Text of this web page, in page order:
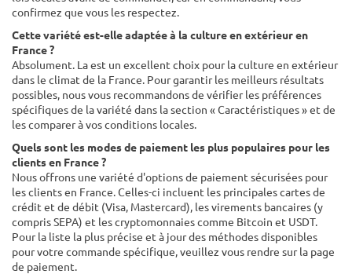
confirmez que vous les respectez.
Cette variété est-elle adaptée à la culture en extérieur en
France ?
Absolument. La est un excellent choix pour la culture en extérieur
dans le climat de la France. Pour garantir les meilleurs résultats
possibles, nous vous recommandons de vérifier les préférences
spécifiques de la variété dans la section « Caractéristiques » et de
les comparer à vos conditions locales.
Quels sont les modes de paiement les plus populaires pour les
clients en France ?
Nous offrons une variété d'options de paiement sécurisées pour
les clients en France. Celles-ci incluent les principales cartes de
crédit et de débit (Visa, Mastercard), les virements bancaires (y
compris SEPA) et les cryptomonnaies comme Bitcoin et USDT.
Pour la liste la plus précise et à jour des méthodes disponibles
pour votre commande spécifique, veuillez vous rendre sur la page
de paiement.